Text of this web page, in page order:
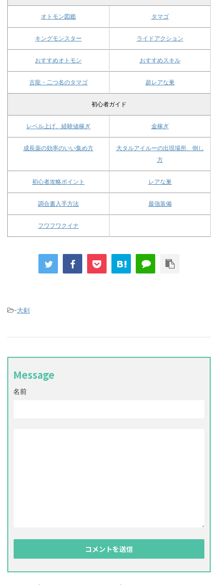
オトモン図鑑 タマゴ
キングモンスター ライドアクション
おすすめオトモン おすすめスキル
古龍・二つ名のタマゴ 超レアな巣
初心者ガイド
レベル上げ、経験値稼ぎ 金稼ぎ
成長薬の効率のいい集め方
大タルアイルーの出現場所、倒し
方
初心者攻略ポイント レアな巣
調合書入手方法 最強装備
フワフワクイナ
-大剣
Message
名前